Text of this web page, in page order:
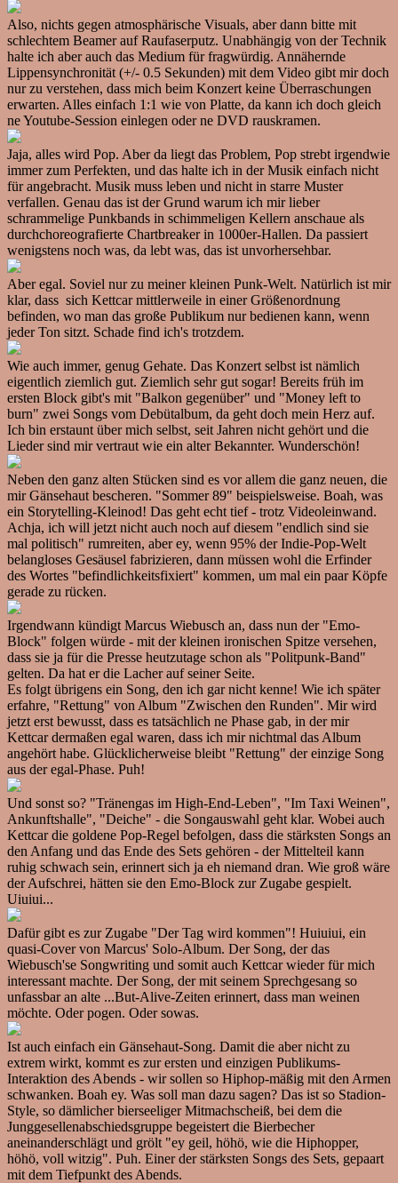
Also, nichts gegen atmosphärische Visuals, aber dann bitte mit
schlechtem Beamer auf Raufaserputz. Unabhängig von der Technik
halte ich aber auch das Medium für fragwürdig. Annähernde
Lippensynchronität (+/- 0.5 Sekunden) mit dem Video gibt mir doch
nur zu verstehen, dass mich beim Konzert keine Überraschungen
erwarten. Alles einfach 1:1 wie von Platte, da kann ich doch gleich
ne Youtube-Session einlegen oder ne DVD rauskramen.
Jaja, alles wird Pop. Aber da liegt das Problem, Pop strebt irgendwie
immer zum Perfekten, und das halte ich in der Musik einfach nicht
für angebracht. Musik muss leben und nicht in starre Muster
verfallen. Genau das ist der Grund warum ich mir lieber
schrammelige Punkbands in schimmeligen Kellern anschaue als
durchchoreografierte Chartbreaker in 1000er-Hallen. Da passiert
wenigstens noch was, da lebt was, das ist unvorhersehbar.
Aber egal. Soviel nur zu meiner kleinen Punk-Welt. Natürlich ist mir
klar, dass sich Kettcar mittlerweile in einer Größenordnung
befinden, wo man das große Publikum nur bedienen kann, wenn
jeder Ton sitzt. Schade find ich's trotzdem.
Wie auch immer, genug Gehate. Das Konzert selbst ist nämlich
eigentlich ziemlich gut. Ziemlich sehr gut sogar! Bereits früh im
ersten Block gibt's mit "Balkon gegenüber" und "Money left to
burn" zwei Songs vom Debütalbum, da geht doch mein Herz auf.
Ich bin erstaunt über mich selbst, seit Jahren nicht gehört und die
Lieder sind mir vertraut wie ein alter Bekannter. Wunderschön!
Neben den ganz alten Stücken sind es vor allem die ganz neuen, die
mir Gänsehaut bescheren. "Sommer 89" beispielsweise. Boah, was
ein Storytelling-Kleinod! Das geht echt tief - trotz Videoleinwand.
Achja, ich will jetzt nicht auch noch auf diesem "endlich sind sie
mal politisch" rumreiten, aber ey, wenn 95% der Indie-Pop-Welt
belangloses Gesäusel fabrizieren, dann müssen wohl die Erfinder
des Wortes "befindlichkeitsfixiert" kommen, um mal ein paar Köpfe
gerade zu rücken.
Irgendwann kündigt Marcus Wiebusch an, dass nun der "Emo-
Block" folgen würde - mit der kleinen ironischen Spitze versehen,
dass sie ja für die Presse heutzutage schon als "Politpunk-Band"
gelten. Da hat er die Lacher auf seiner Seite.
Es folgt übrigens ein Song, den ich gar nicht kenne! Wie ich später
erfahre, "Rettung" von Album "Zwischen den Runden". Mir wird
jetzt erst bewusst, dass es tatsächlich ne Phase gab, in der mir
Kettcar dermaßen egal waren, dass ich mir nichtmal das Album
angehört habe. Glücklicherweise bleibt "Rettung" der einzige Song
aus der egal-Phase. Puh!
Und sonst so? "Tränengas im High-End-Leben", "Im Taxi Weinen",
Ankunftshalle", "Deiche" - die Songauswahl geht klar. Wobei auch
Kettcar die goldene Pop-Regel befolgen, dass die stärksten Songs an
den Anfang und das Ende des Sets gehören - der Mittelteil kann
ruhig schwach sein, erinnert sich ja eh niemand dran. Wie groß wäre
der Aufschrei, hätten sie den Emo-Block zur Zugabe gespielt.
Uiuiui...
Dafür gibt es zur Zugabe "Der Tag wird kommen"! Huiuiui, ein
quasi-Cover von Marcus' Solo-Album. Der Song, der das
Wiebusch'se Songwriting und somit auch Kettcar wieder für mich
interessant machte. Der Song, der mit seinem Sprechgesang so
unfassbar an alte ...But-Alive-Zeiten erinnert, dass man weinen
möchte. Oder pogen. Oder sowas.
Ist auch einfach ein Gänsehaut-Song. Damit die aber nicht zu
extrem wirkt, kommt es zur ersten und einzigen Publikums-
Interaktion des Abends - wir sollen so Hiphop-mäßig mit den Armen
schwanken. Boah ey. Was soll man dazu sagen? Das ist so Stadion-
Style, so dämlicher bierseeliger Mitmachscheiß, bei dem die
Junggesellenabschiedsgruppe begeistert die Bierbecher
aneinanderschlägt und grölt "ey geil, höhö, wie die Hiphopper,
höhö, voll witzig". Puh. Einer der stärksten Songs des Sets, gepaart
mit dem Tiefpunkt des Abends.